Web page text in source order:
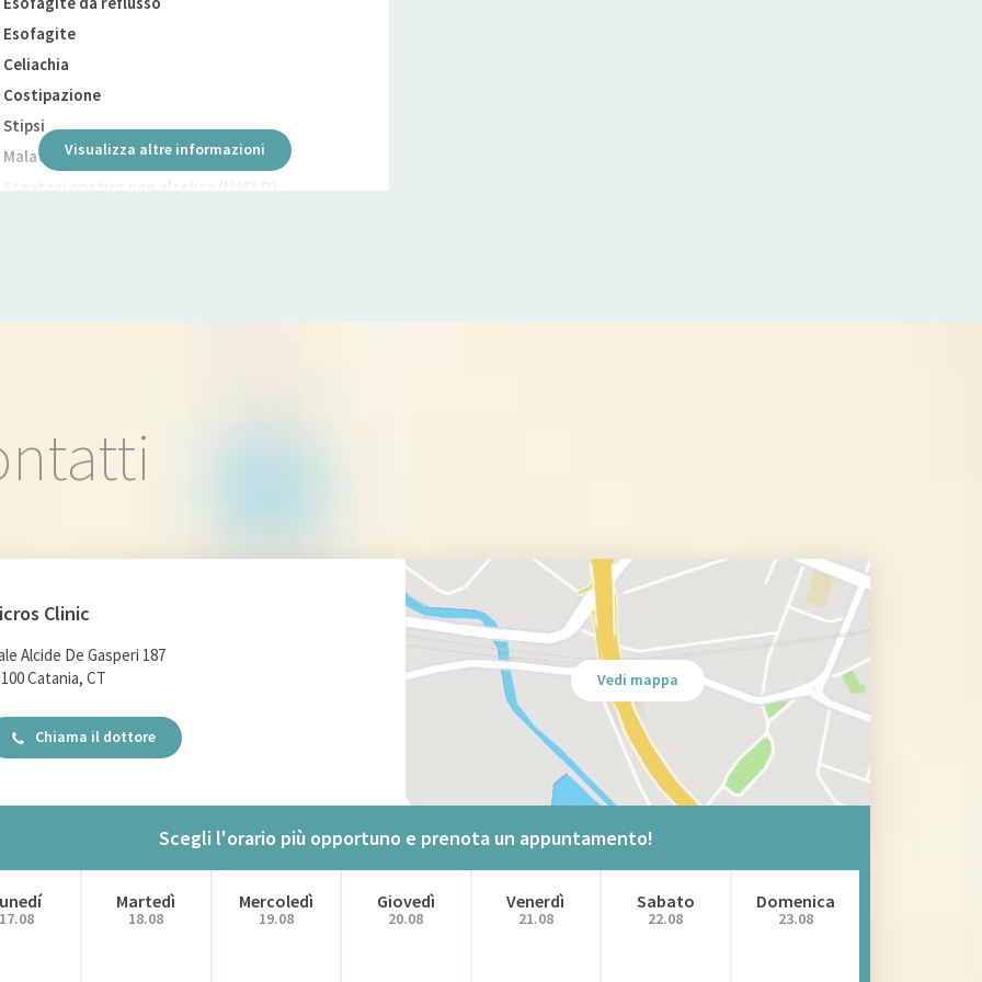
Esofagite
Celiachia
Costipazione
Stipsi
Malattie cardiovascolari
Visualizza altre informazioni
Clinic
Alcide De Gasperi 187
Catania, CT
Chiama il dottore
Vedi mappa
Scegli l'orario più opportuno e prenota un appuntamento!
Martedì
18.08
Mercoledì
19.08
Giovedì
20.08
Venerdì
21.08
Sabato
22.08
Domenica
23.08